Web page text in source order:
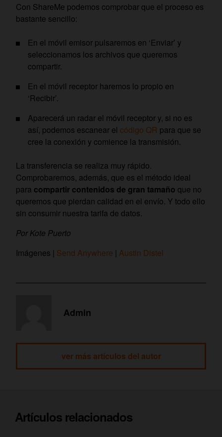
Con ShareMe podemos comprobar que el proceso es
bastante sencillo:
En el móvil emisor pulsaremos en ‘Enviar’ y
seleccionamos los archivos que queremos
compartir.
En el móvil receptor haremos lo propio en
‘Recibir’.
Aparecerá un radar el móvil receptor y, si no es
así, podemos escanear el código QR para que se
cree la conexión y comience la transmisión.
La transferencia se realiza muy rápido.
Comprobaremos, además, que es el método ideal
para compartir contenidos de gran tamaño que no
queremos que pierdan calidad en el envío. Y todo ello
sin consumir nuestra tarifa de datos.
Por Kote Puerto
Imágenes | Send Anywhere | Austin Distel
Admin
ver más artículos del autor
Artículos relacionados